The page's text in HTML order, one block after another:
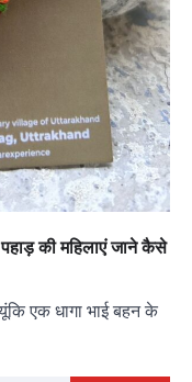
की महिलाएं जाने कैसे
एक धागा भाई बहन के